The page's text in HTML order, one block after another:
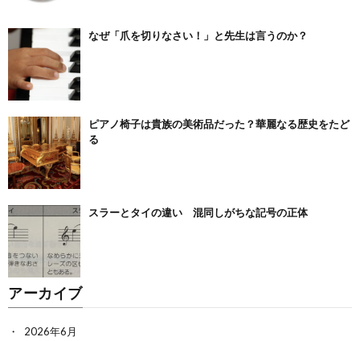
なぜ「爪を切りなさい！」と先生は言うのか？
ピアノ椅子は貴族の美術品だった？華麗なる歴史をたど
る
スラーとタイの違い 混同しがちな記号の正体
アーカイブ
2026年6月